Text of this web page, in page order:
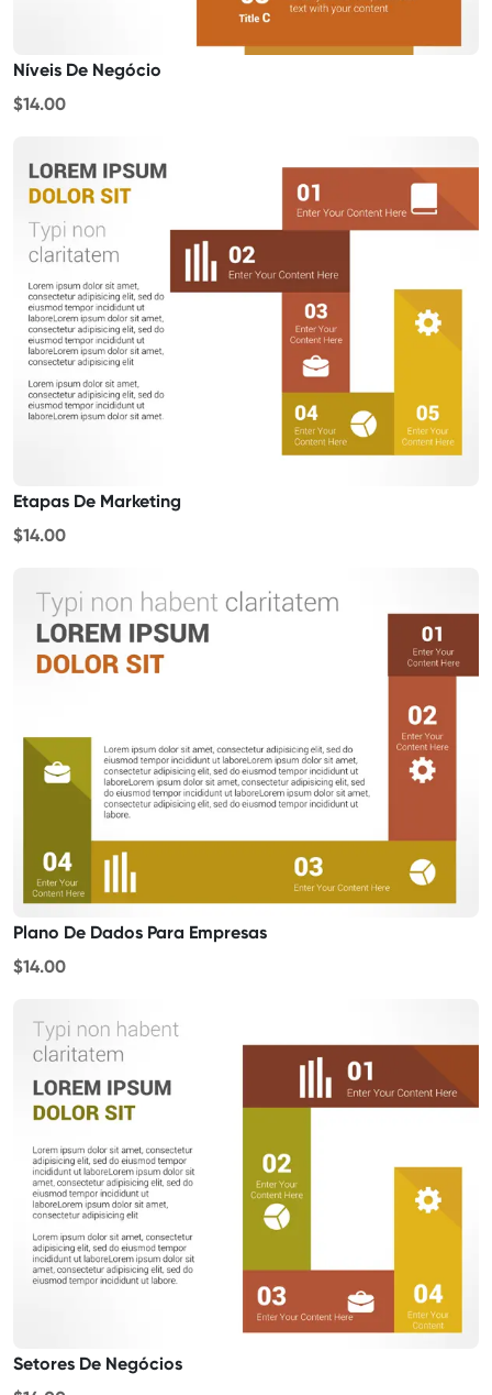
Níveis De Negócio
$14.00
Etapas De Marketing
$14.00
Plano De Dados Para Empresas
$14.00
Setores De Negócios